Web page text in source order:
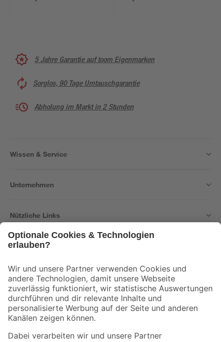
5 Jahre Garantie auf toom Eigenmarken
Sorglos, 90 Tage Umtauschgarantie
Abholung im Markt in 2 Stunden
Wissen & Service
Unternehmen
Nützliche Links
Der toom Newsletter: Keine Angebote und Aktionen mehr verpassen!
Zur Newsletter Anmeldung
Folge uns